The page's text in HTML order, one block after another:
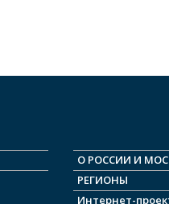
О РОСCИИ И
РЕГИОНЫ
Интернет-